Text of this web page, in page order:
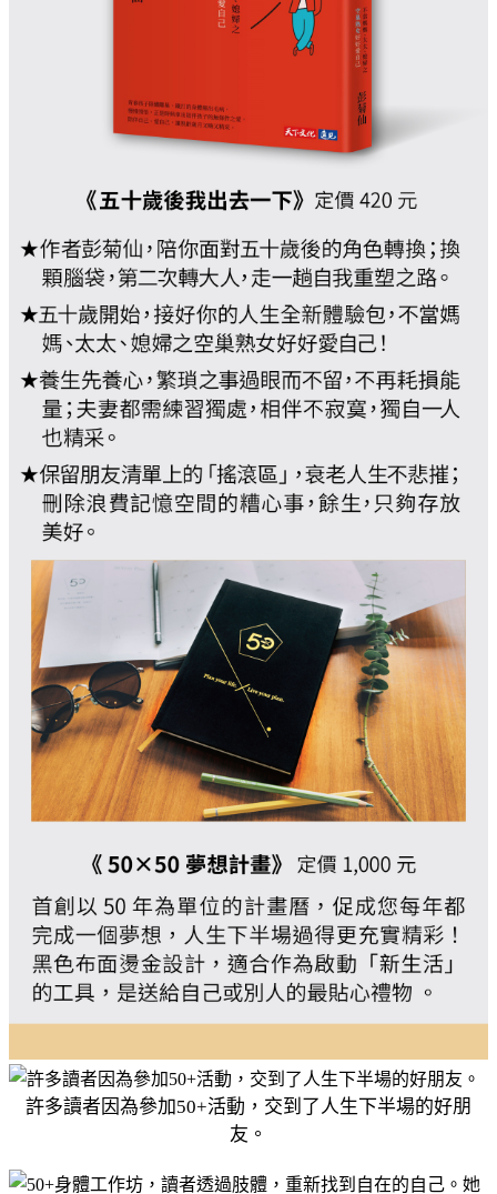
許多讀者因為參加50+活動，交到了人生下半場的好朋
友。